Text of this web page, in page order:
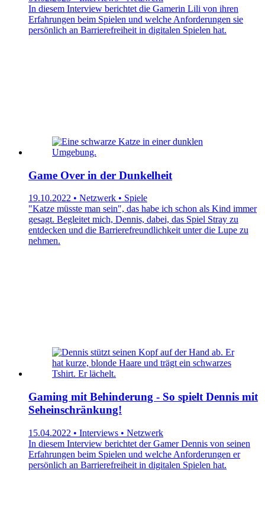
In diesem Interview berichtet die Gamerin Lili von ihren
Erfahrungen beim Spielen und welche Anforderungen sie
persönlich an Barrierefreiheit in digitalen Spielen hat.
Game Over in der Dunkelheit
19.10.2022 • Netzwerk • Spiele
"Katze müsste man sein", das habe ich schon als Kind immer
gesagt. Begleitet mich, Dennis, dabei, das Spiel Stray zu
entdecken und die Barrierefreundlichkeit unter die Lupe zu
nehmen.
Gaming mit Behinderung - So spielt Dennis mit
Seheinschränkung!
15.04.2022 • Interviews • Netzwerk
In diesem Interview berichtet der Gamer Dennis von seinen
Erfahrungen beim Spielen und welche Anforderungen er
persönlich an Barrierefreiheit in digitalen Spielen hat.